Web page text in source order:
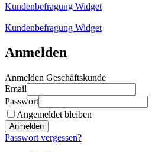
Kundenbefragung Widget
Kundenbefragung Widget
Anmelden
Anmelden Geschäftskunde
Email
Passwort
Angemeldet bleiben
Anmelden
Passwort vergessen?